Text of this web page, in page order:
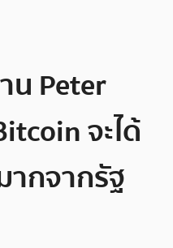
น Peter
จะได้
กจากรัฐ